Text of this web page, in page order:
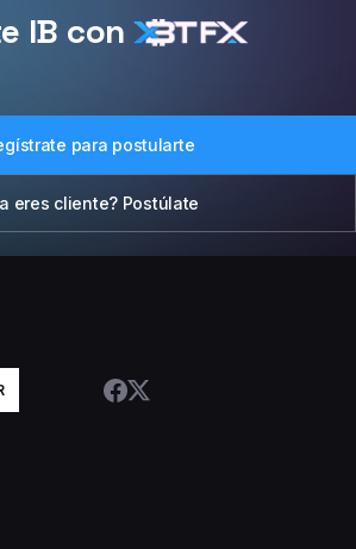
IB con
para postularte
eres cliente? Postúlate